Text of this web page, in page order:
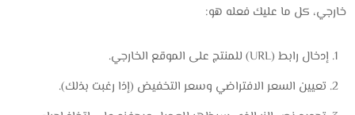
خارجي، كل ما عليك فعله هو:
إدخال رابط (URL) للمنتج على الموقع الخارجي.
تعيين السعر الافتراضي وسعر التخفيض (إذا رغبت بذلك).